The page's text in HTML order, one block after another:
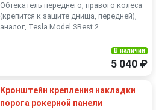
Обтекатель переднего, правого колеса
(крепится к защите днища, передней),
аналог, Tesla Model SRest 2
В наличии
5 040 ₽
Кронштейн крепления накладки
порога рокерной панели